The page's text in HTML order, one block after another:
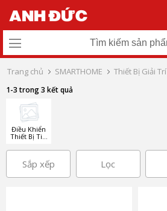
Trang chủ SMARTHOME Thiết Bị Giải Trí
1-3 trong 3 kết quả
Điều Khiển
Thiết Bị Tivi
Sắp xếp Lọc